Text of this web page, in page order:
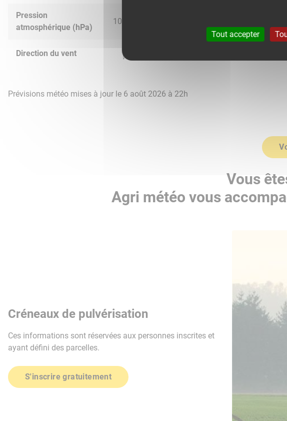
Pression
atmosphérique (hPa)
1026.0
Direction du vent
Prévisions météo mises à jour le 6 août 2026 à 22h
Vous
Agri météo vous
Créneaux de pulvérisation
Ces informations sont réservées aux personnes inscrites et
ayant défini des parcelles.
S'inscrire gratuitement
Tout accepter